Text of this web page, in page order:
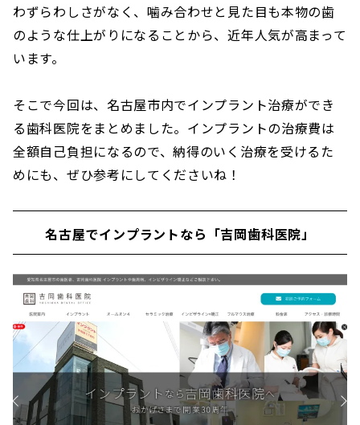
わずらわしさがなく、噛み合わせと見た目も本物の歯
のような仕上がりになることから、近年人気が高まって
います。
そこで今回は、名古屋市内でインプラント治療ができ
る歯科医院をまとめました。インプラントの治療費は
全額自己負担になるので、納得のいく治療を受けるた
めにも、ぜひ参考にしてくださいね！
名古屋でインプラントなら「吉岡歯科医院」